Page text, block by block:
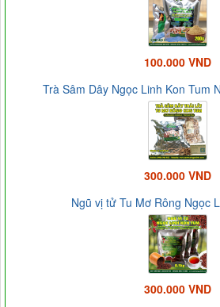
100.000 VND
Trà Sâm Dây Ngọc Linh Kon Tum
300.000 VND
Ngũ vị tử Tu Mơ Rông Ngọc
300.000 VND